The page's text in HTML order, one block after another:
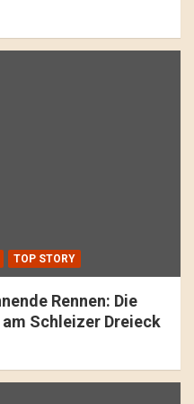
TOP STORY
Rennen: Die
Schleizer Dreieck